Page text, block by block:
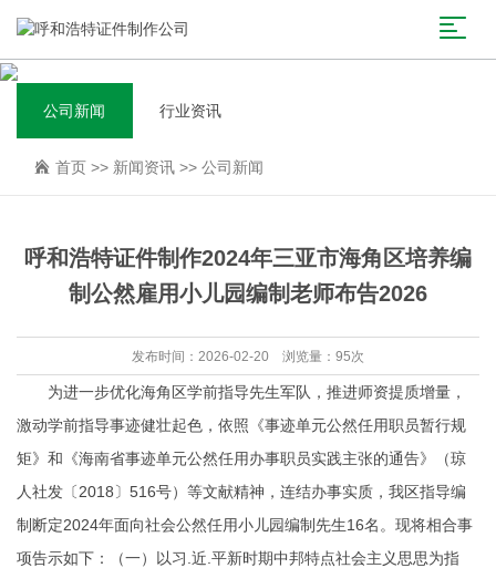
公司新闻 行业资讯
首页 >> 新闻资讯 >> 公司新闻
呼和浩特证件制作2024年三亚市海角区培养编
制公然雇用小儿园编制老师布告2026
发布时间：2026-02-20 浏览量：95次
为进一步优化海角区学前指导先生军队，推进师资提质增量，
激动学前指导事迹健壮起色，依照《事迹单元公然任用职员暂行规
矩》和《海南省事迹单元公然任用办事职员实践主张的通告》（琼
人社发〔2018〕516号）等文献精神，连结办事实质，我区指导编
制断定2024年面向社会公然任用小儿园编制先生16名。现将相合事
项告示如下：（一）以习.近.平新时期中邦特点社会主义思思为指